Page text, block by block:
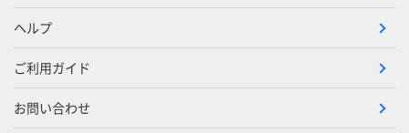
ヘルプ
ご利用ガイド
お問い合わせ